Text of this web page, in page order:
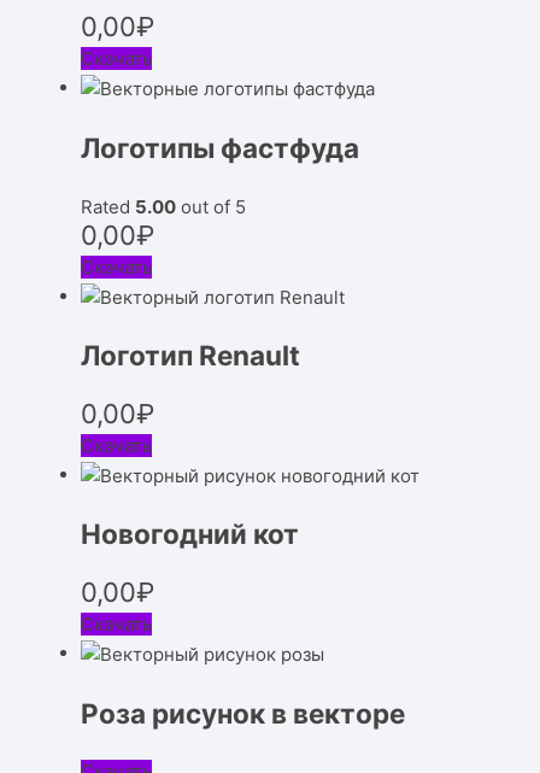
0,00₽
Скачать
Логотипы фастфуда
Rated 5.00 out of 5
0,00₽
Скачать
Логотип Renault
0,00₽
Скачать
Новогодний кот
0,00₽
Скачать
Роза рисунок в векторе